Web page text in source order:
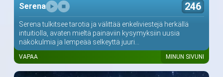
Serena 246
Serena tulkitsee tarotia ja välittää enkeliviestejä herkällä
intuitiolla, avaten mieltä painaviin kysymyksiin uusia
näkökulmia ja lempeää selkeyttä juuri...
VAPAA MINUN SIVUNI